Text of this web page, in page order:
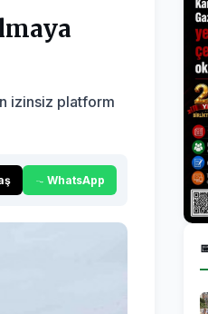
izinsiz platform
WhatsApp